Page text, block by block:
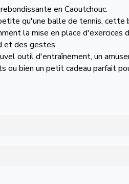
en Caoutchouc.
qu'une balle de tennis, cette
la mise en place d'exercices
et des gestes
outil d'entraînement, un
ou bien un petit cadeau parfait